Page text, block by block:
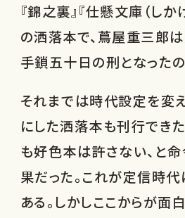
『錦之裏』『仕懸文庫（しか
の洒落本で、蔦屋重三郎
手鎖五十日の刑となったの
それまでは時代設定を変
にした洒落本も刊行でき
も好色本は許さない、と
果だった。これが定信時代
ある。しかしここからが面白